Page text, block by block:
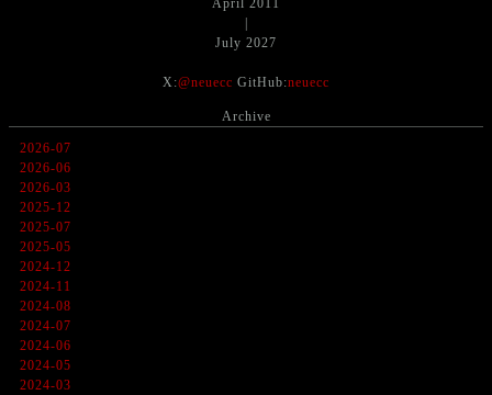
|
July 2027
X:@neuecc GitHub:neuecc
Archive
2026-07
2026-06
2026-03
2025-12
2025-07
2025-05
2024-12
2024-11
2024-08
2024-07
2024-06
2024-05
2024-03